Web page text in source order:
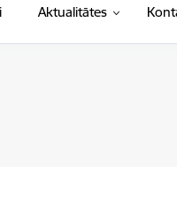
Aktualitātes